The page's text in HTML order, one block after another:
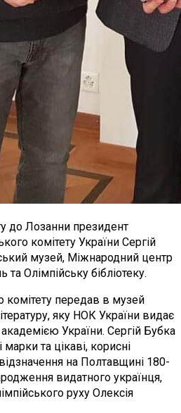
до Лозанни президент
комітету України Сергій
музей, Міжнародний центр
Олімпійську бібліотеку.
комітету передав в музей
яку НОК України видає
України. Сергій Бубка
та цікаві, корисні
на Полтавщині 180-
видатного українця,
руху Олексія